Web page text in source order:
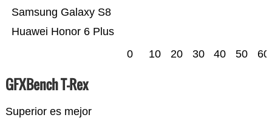
Huawei Honor 6 Plus
Samsung Galaxy S8
0 10 20 30 40 50 60
GFXBench T-Rex
Superior es mejor